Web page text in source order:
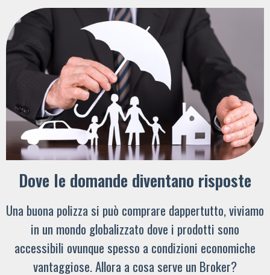
Dove le domande diventano risposte
Una buona polizza si può comprare dappertutto, viviamo
in un mondo globalizzato dove i prodotti sono
accessibili ovunque spesso a condizioni economiche
vantaggiose. Allora a cosa serve un Broker?